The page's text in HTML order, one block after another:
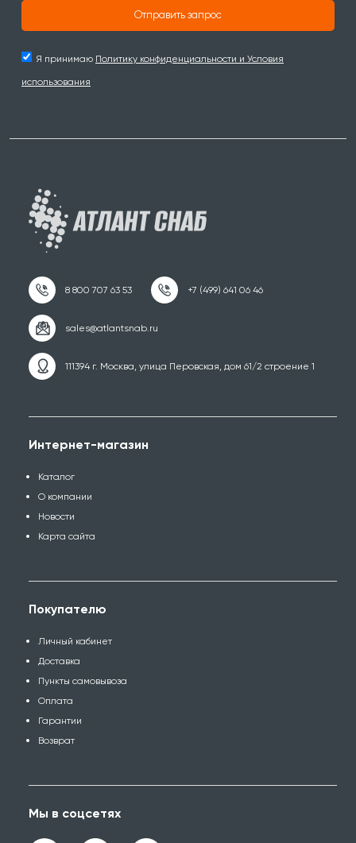
Отправить запрос
Я принимаю Политику конфиденциальности и Условия
использования
111394 г. Москва, улица Перовская, дом 61/2 строение 1
Интернет-магазин
Каталог
О компании
Новости
Карта сайта
Покупателю
Личный кабинет
Доставка
Пункты самовывоза
Оплата
Гарантии
Возврат
Мы в соцсетях